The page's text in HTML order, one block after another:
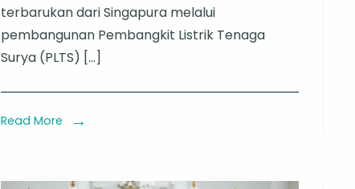
Investasi
50
terbarukan dari Singapura melalui
pembangunan Pembangkit Listrik Tenaga
Surya (PLTS) […]
Read More